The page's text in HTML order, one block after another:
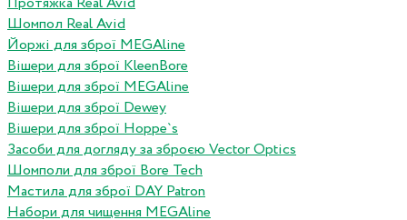
Шомпол Real Avid
Йоржі для зброї MEGAline
Вішери для зброї KleenBore
Вішери для зброї MEGAline
Вішери для зброї Dewey
Вішери для зброї Hoppe`s
Засоби для догляду за зброєю Vector Optics
Шомполи для зброї Bore Tech
Мастила для зброї DAY Patron
Набори для чищення MEGAline